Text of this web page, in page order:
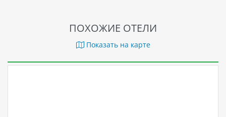
ПОХОЖИЕ ОТЕЛИ
Показать на карте